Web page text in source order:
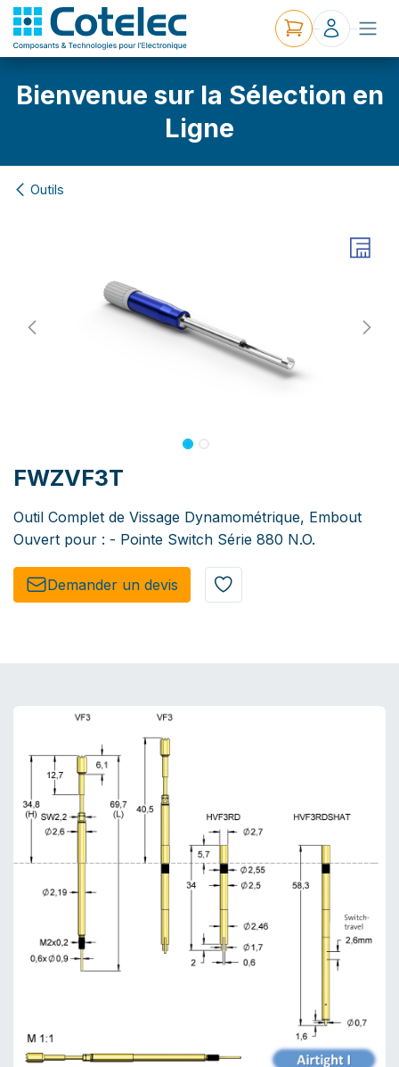
Bienvenue sur la Sélection en
Ligne
Outils
FWZVF3T
Outil Complet de Vissage Dynamométrique, Embout
Ouvert pour : - Pointe Switch Série 880 N.O.
Demander un de​​vis​​